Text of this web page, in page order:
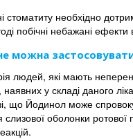
стоматиту необхідно
побічні небажані ефекти
можна
людей, які мають
наявних у складі даного
що Йодинол може
слизової оболонки ротової